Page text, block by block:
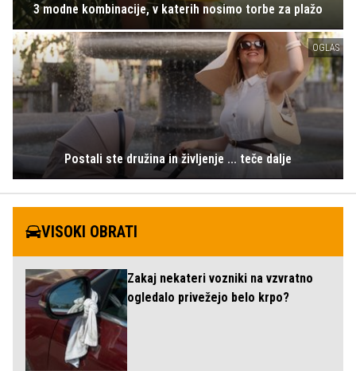
3 modne kombinacije, v katerih nosimo torbe za plažo
OGLAS
Postali ste družina in življenje ... teče dalje
VISOKI OBRATI
Zakaj nekateri vozniki na vzvratno
ogledalo privežejo belo krpo?